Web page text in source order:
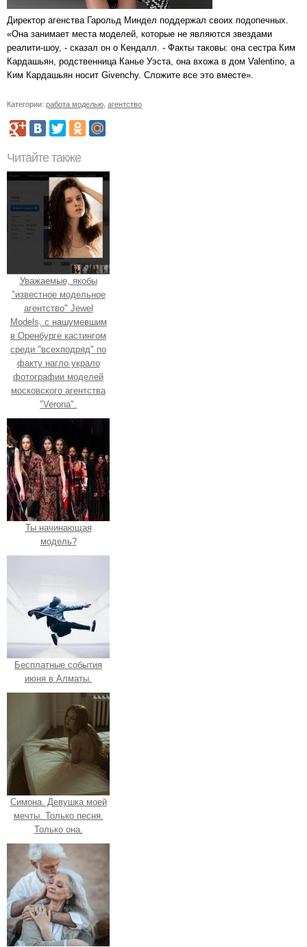
Директор агенства Гарольд Миндел поддержал своих подопечных.
«Она занимает места моделей, которые не являются звездами
реалити-шоу, - сказал он о Кендалл. - Факты таковы: она сестра Ким
Кардашьян, родственница Канье Уэста, она вхожа в дом Valentino, а
Ким Кардашьян носит Givenchy. Сложите все это вместе».
Категории: работа моделью агентство
Читайте также
Уважаемые, якобы
"известное модельное
агентство" Jewel
Models, с нашумевшим
в Оренбурге кастингом
среди "всехподряд" по
факту нагло украло
фотографии моделей
московского агентства
"Verona".
Ты начинающая
модель?
Бесплатные события
июня в Алматы.
Симона. Девушка моей
мечты. Только песня.
Только она.